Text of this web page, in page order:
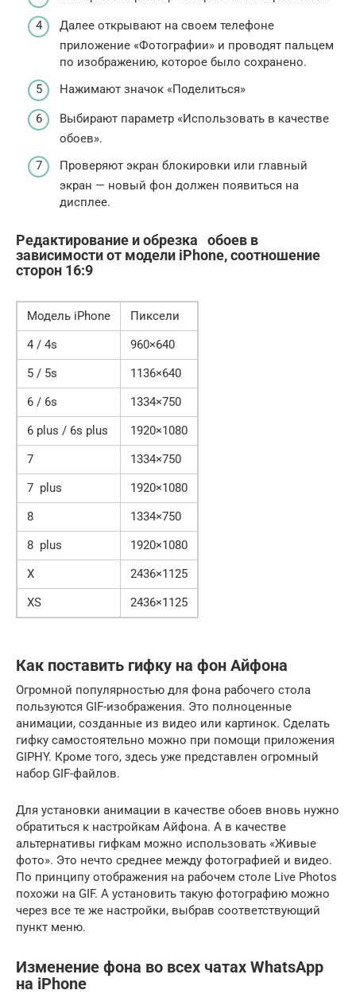
Далее открывают на своем телефоне
приложение «Фотографии» и проводят пальцем
по изображению, которое было сохранено.
Нажимают значок «Поделиться»
Выбирают параметр «Использовать в качестве
обоев».
Проверяют экран блокировки или главный
экран — новый фон должен появиться на
дисплее.
Редактирование и обрезка обоев в
зависимости от модели iPhone, соотношение
сторон 16:9
Модель iPhone
Пиксели
4 / 4s
960×640
5 / 5s
1136×640
6 / 6s
1334×750
6 plus / 6s plus
1920×1080
7
1334×750
7 plus
1920×1080
8
1334×750
8 plus
1920×1080
X
2436×1125
XS
2436×1125
Как поставить гифку на фон Айфона
Огромной популярностью для фона рабочего стола
пользуются GIF-изображения. Это полноценные
анимации, созданные из видео или картинок. Сделать
гифку самостоятельно можно при помощи приложения
GIPHY. Кроме того, здесь уже представлен огромный
набор GIF-файлов.
Для установки анимации в качестве обоев вновь нужно
обратиться к настройкам Айфона. А в качестве
альтернативы гифкам можно использовать «Живые
фото». Это нечто среднее между фотографией и видео.
По принципу отображения на рабочем столе Live Photos
похожи на GIF. А установить такую фотографию можно
через все те же настройки, выбрав соответствующий
пункт меню.
Изменение фона во всех чатах WhatsApp
на iPhone